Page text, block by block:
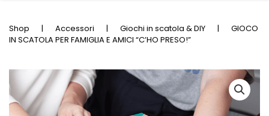
Shop Accessori Giochi in scatola & DIY
GIOCO
IN SCATOLA PER FAMIGLIA E AMICI “C’HO PRESO!”